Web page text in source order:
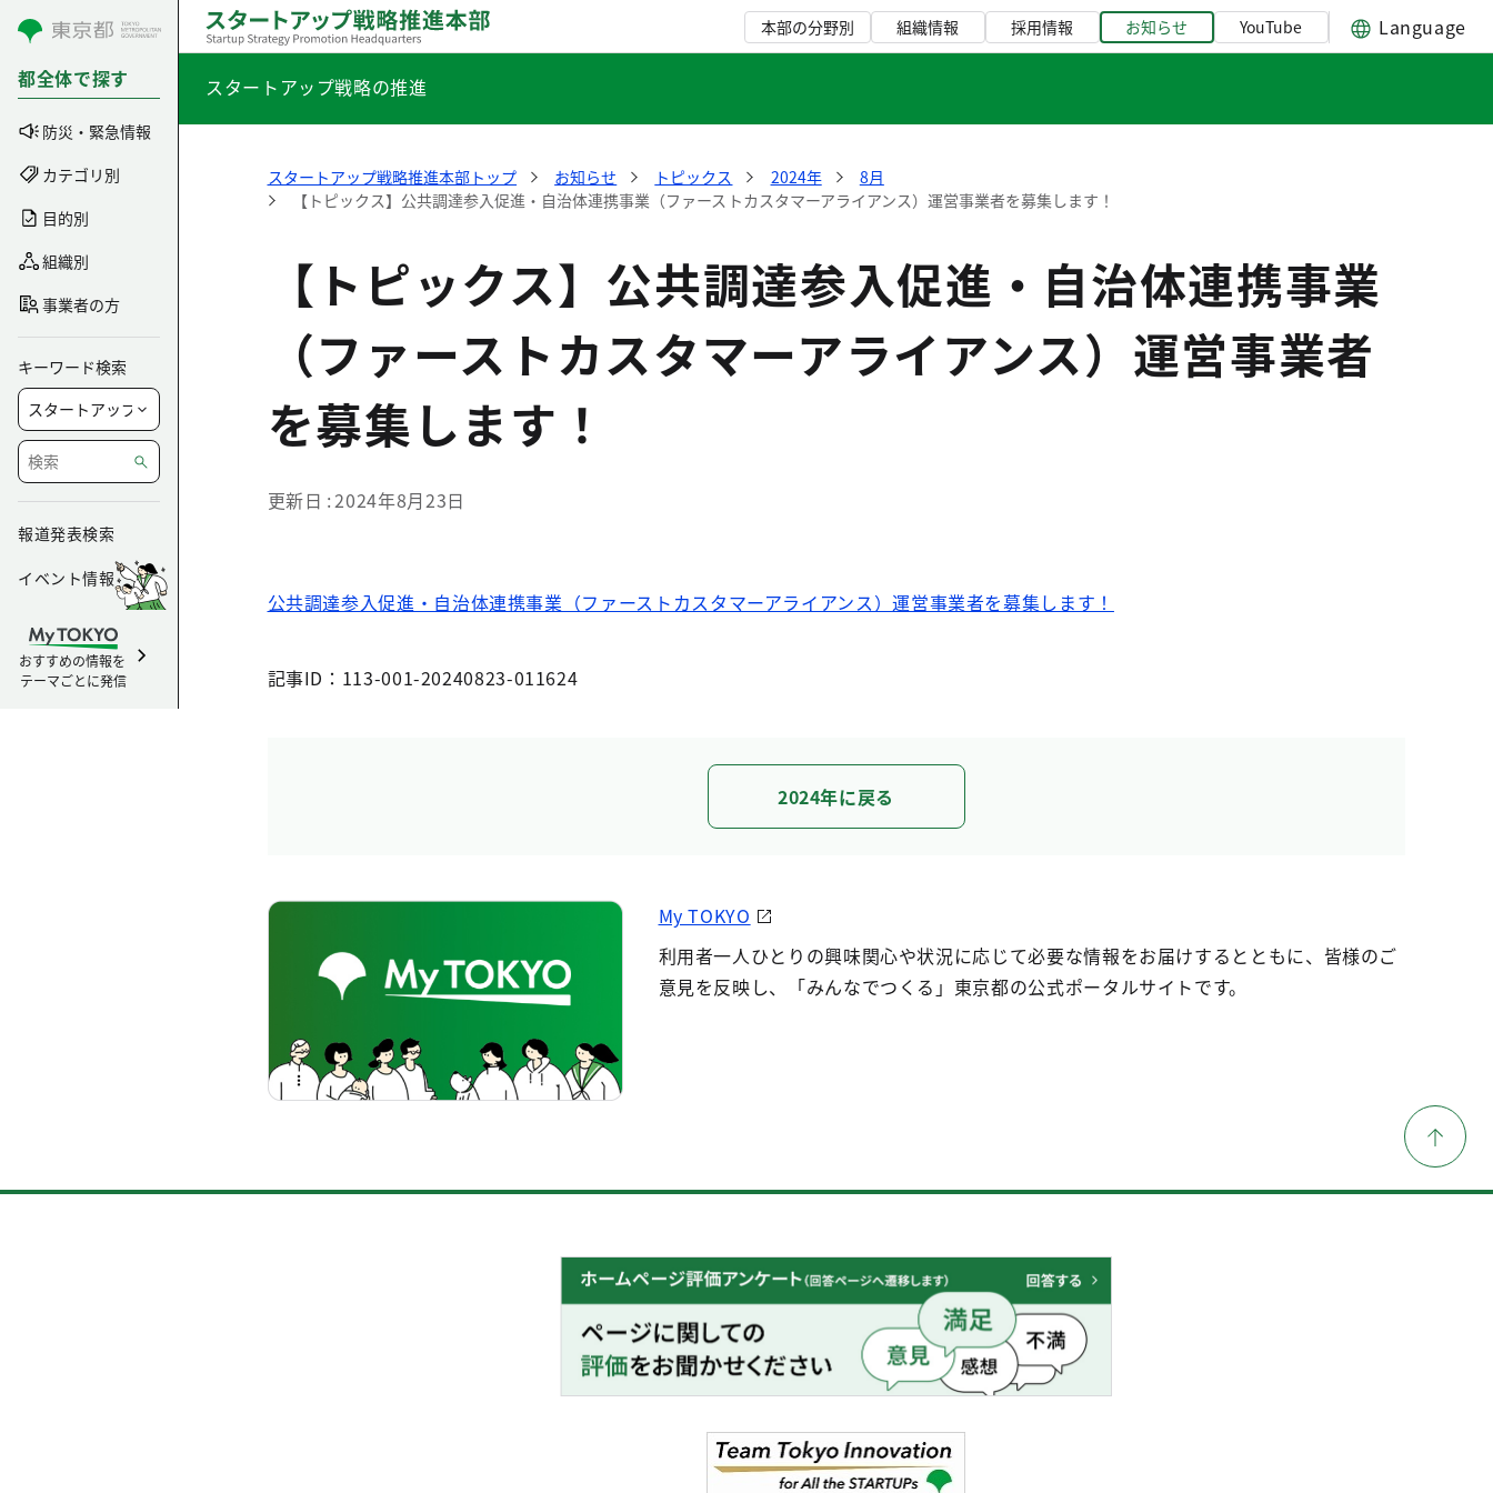
コンテンツにスキップ
都全体で探す
防災・緊急情報
カテゴリ別
目的別
組織別
事業者の方
キーワード検索
報道発表検索
イベント情報
おすすめの情報を
テーマごとに発信
本部の分野別 組織情報 採用情報 お知らせ YouTube Language
スタートアップ戦略の推進
スタートアップ戦略推進本部トップ お知らせ トピックス 2024年
8月
【トピックス】公共調達参入促進・自治体連携事業（ファーストカスタマーアライアンス）運営事業者を募集します！
【トピックス】公共調達参入促進・自治体連携事業
（ファーストカスタマーアライアンス）運営事業者
を募集します！
更新日 2024年8月23日
公共調達参入促進・自治体連携事業（ファーストカスタマーアライアンス）運営事業者を募集します！
記事ID：113-001-20240823-011624
2024年に戻る
My TOKYO
利用者一人ひとりの興味関心や状況に応じて必要な情報をお届けするとともに、皆様のご
意見を反映し、「みんなでつくる」東京都の公式ポータルサイトです。